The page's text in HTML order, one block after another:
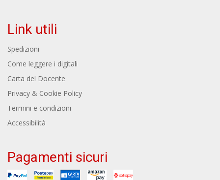
Spedizioni
Come leggere i digitali
Carta del Docente
Privacy & Cookie Policy
Termini e condizioni
Accessibilità